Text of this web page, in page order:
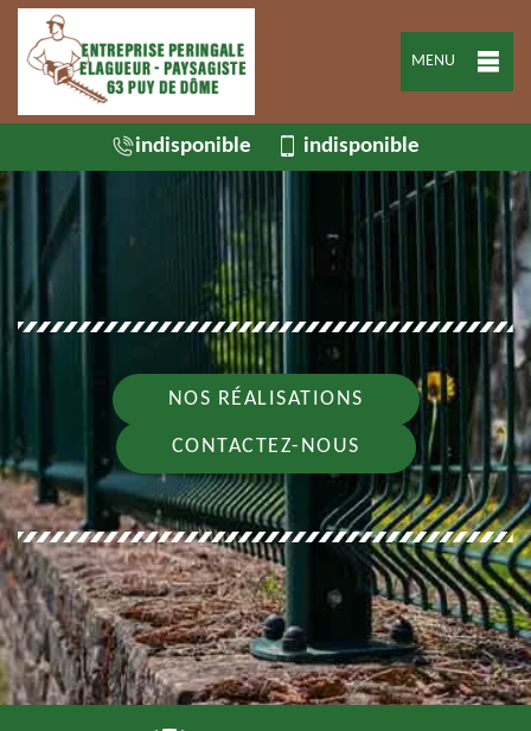
MENU
indisponible indisponible
NOS RÉALISATIONS
CONTACTEZ-NOUS